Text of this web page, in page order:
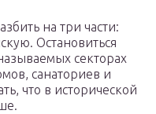
на три части:
Остановиться
секторах
санаториев и
что в исторической